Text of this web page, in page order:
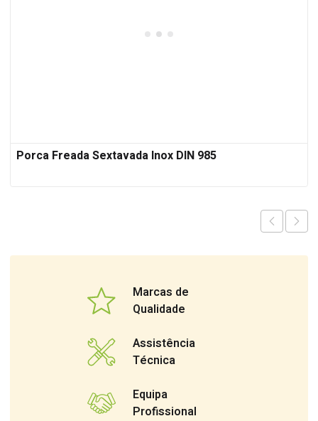
Porca Freada Sextavada Inox DIN 985
Marcas de
Qualidade
Assistência
Técnica
Equipa
Profissional